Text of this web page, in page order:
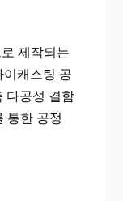
제작되는
캐스팅 공
다공성 결함
통한 공정